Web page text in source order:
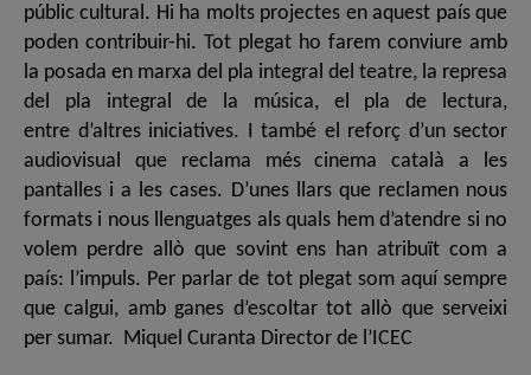
públic cultural. Hi ha molts projectes en aquest país que
poden contribuir-hi. Tot plegat ho farem conviure amb
la posada en marxa del pla integral del teatre, la represa
del pla integral de la música, el pla de lectura,
entre d’altres iniciatives. I també el reforç d’un sector
audiovisual que reclama més cinema català a les
pantalles i a les cases. D’unes llars que reclamen nous
formats i nous llenguatges als quals hem d’atendre si no
volem perdre allò que sovint ens han atribuït com a
país: l’impuls. Per parlar de tot plegat som aquí sempre
que calgui, amb ganes d’escoltar tot allò que serveixi
per sumar. Miquel Curanta Director de l’ICEC